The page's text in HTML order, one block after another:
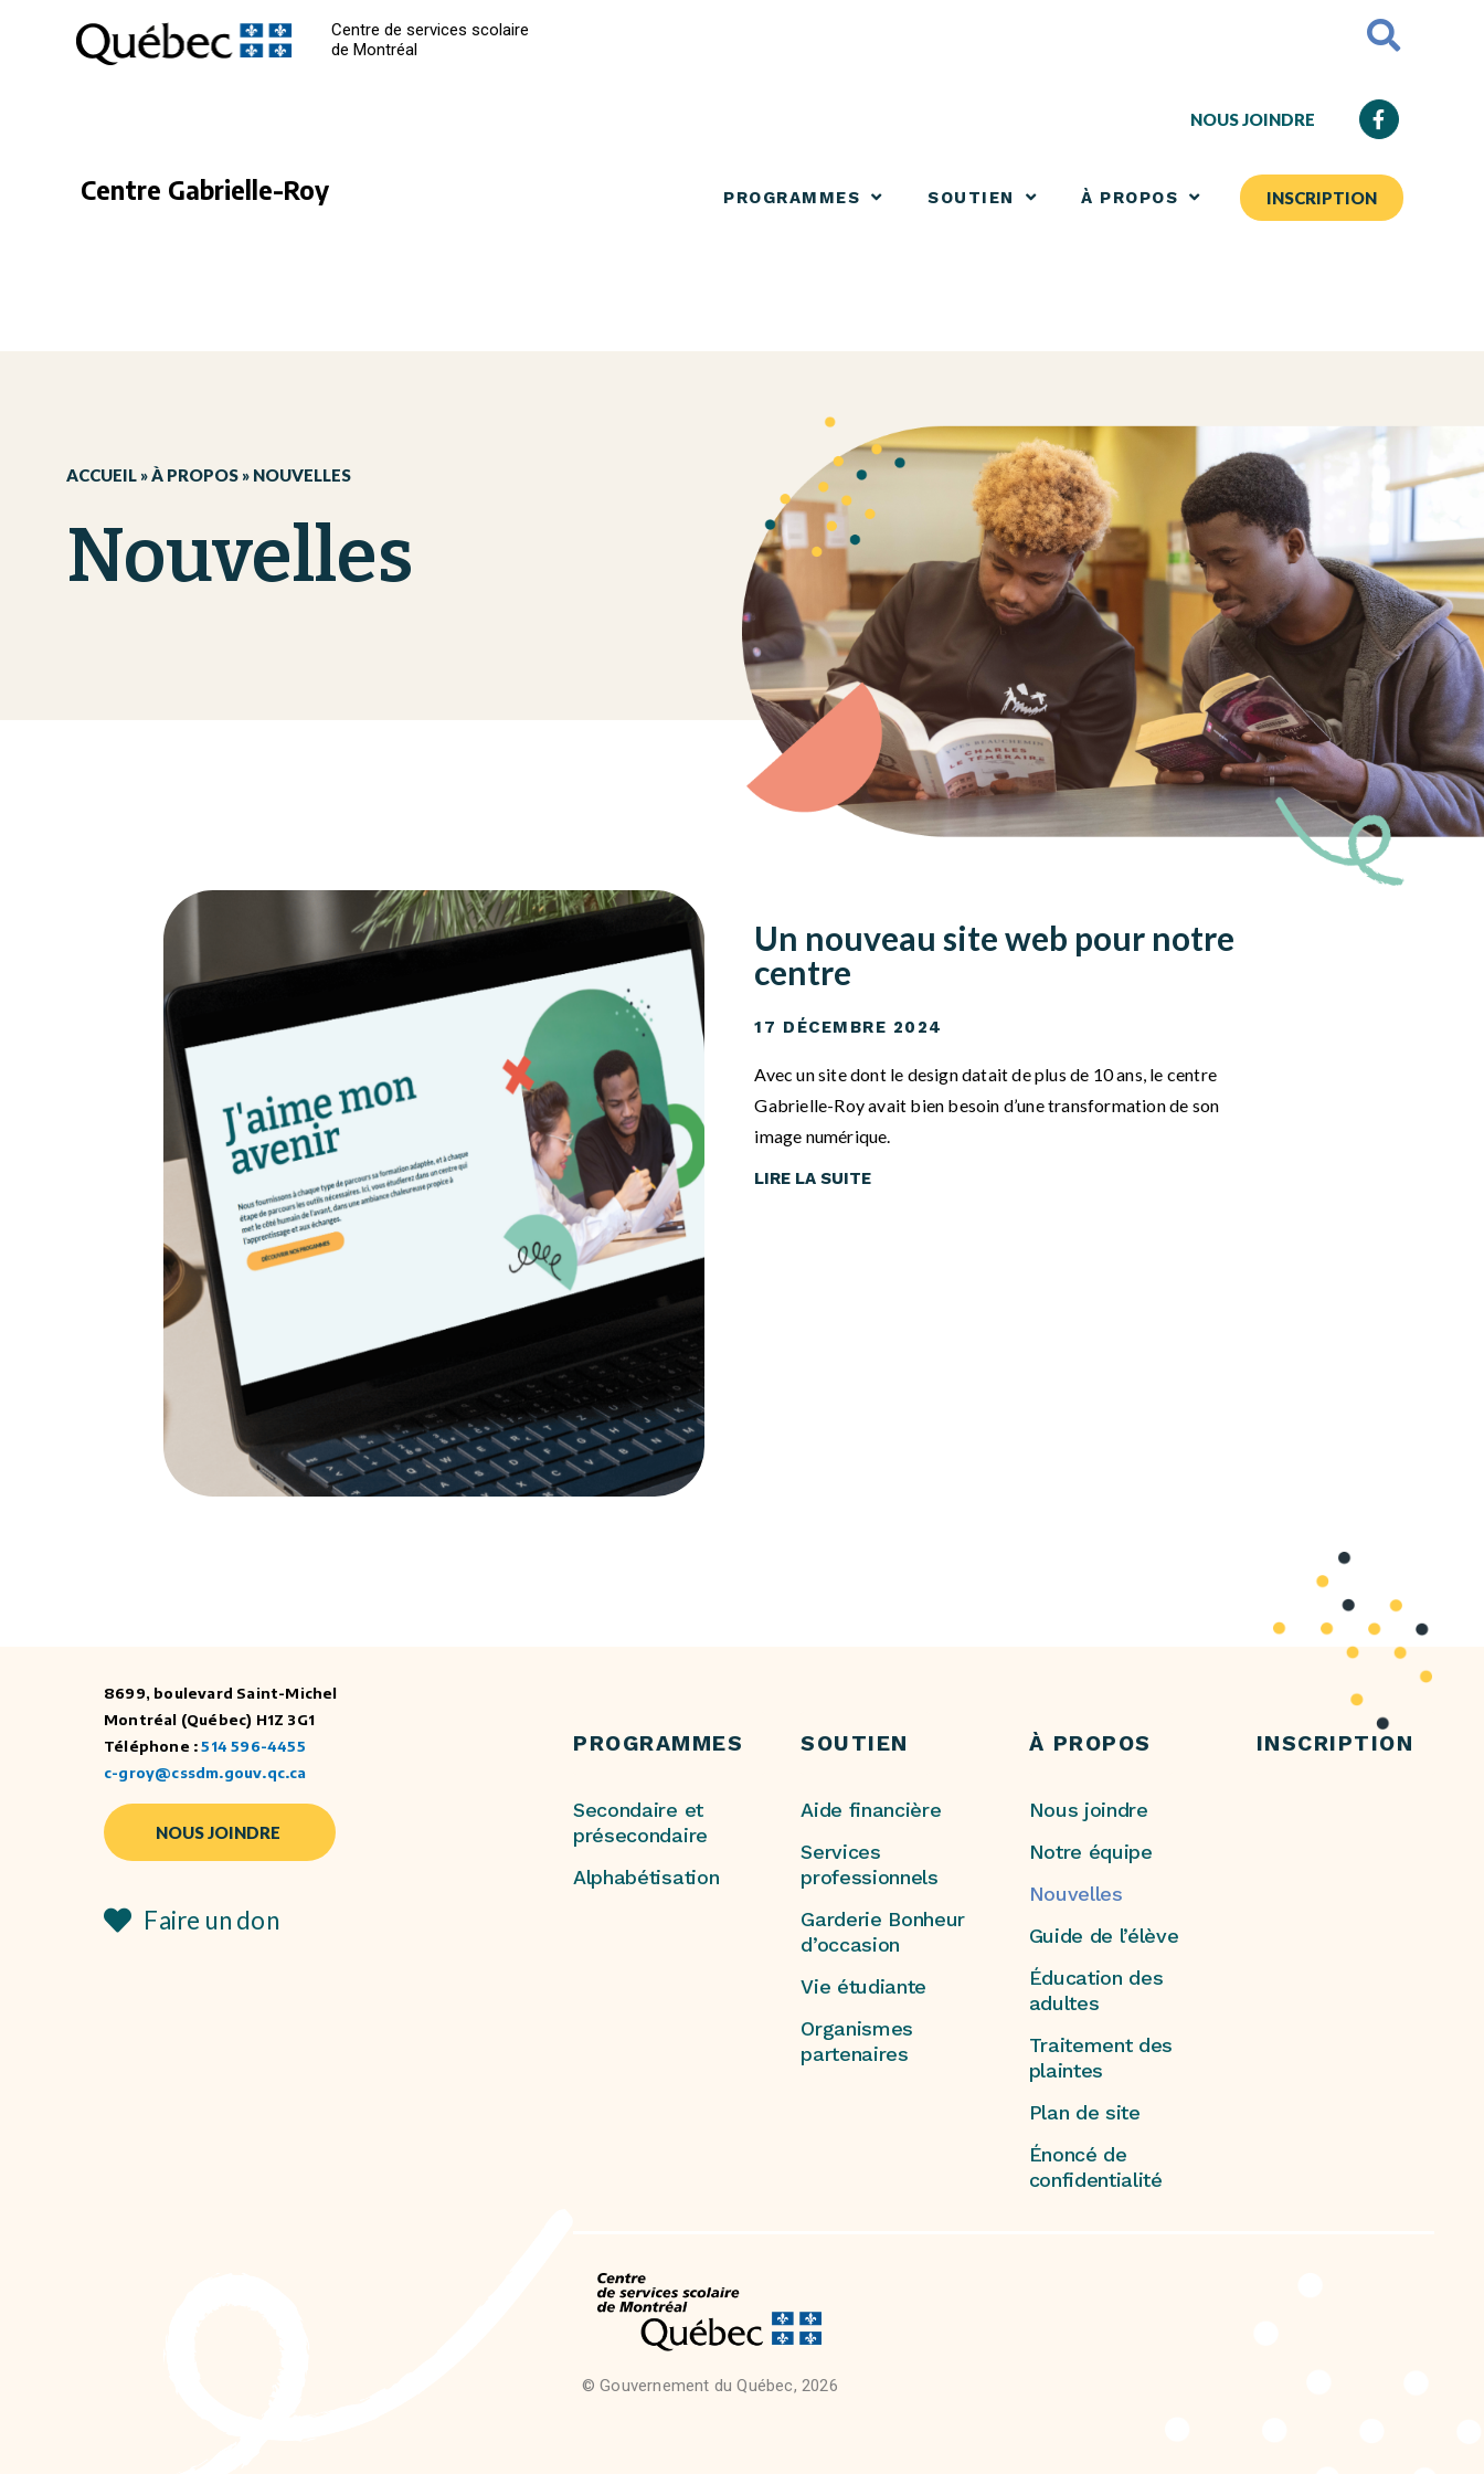
Centre de services scolaire
de Montréal
NOUS JOINDRE
Centre Gabrielle-Roy PROGRAMMES SOUTIEN À PROPOS INSCRIPTION
ACCUEIL »À PROPOS » NOUVELLES
Nouvelles
Un nouveau site web pour notre
centre
17 DÉCEMBRE 2024
Avec un site dont le design datait de plus de 10 ans, le centre
Gabrielle-Roy avait bien besoin d’une transformation de son
image numérique.
LIRE LA SUITE
8699, boulevard Saint-Michel
Montréal (Québec) H1Z 3G1
Téléphone :514 596-4455
c-groy@cssdm.gouv.qc.ca
NOUS JOINDRE
Faire un don
PROGRAMMES
Secondaire et
présecondaire
Alphabétisation
SOUTIEN
Aide financière
Services
professionnels
Garderie Bonheur
d’occasion
Vie étudiante
Organismes
partenaires
À PROPOS
Nous joindre
Notre équipe
Nouvelles
Guide de l’élève
Éducation des
adultes
Traitement des
plaintes
Plan de site
Énoncé de
confidentialité
INSCRIPTION
© Gouvernement du Québec, 2026